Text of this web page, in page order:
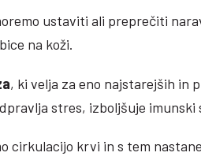
ustaviti ali preprečiti
na koži.
, ki velja za eno najstarejših in
stres, izboljšuje
cirkulacijo krvi in s tem